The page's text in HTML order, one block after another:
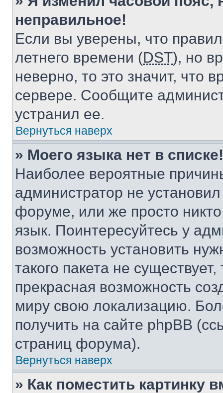
неправильное!
Если вы уверены, что
летнего времени (DST), но
неверно, то это значит, что
сервере. Сообщите
устранил ее.
Вернуться наверх
» Моего языка нет в списке!
Наиболее вероятные
администратор не
форуме, или же просто
язык. Поинтересуйтесь у
возможность установить
такого пакета не
прекрасная возможность
миру свою локализацию.
получить на сайте phpBB
страниц форума).
Вернуться наверх
» Как поместить картинку